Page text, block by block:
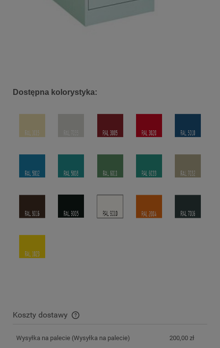
Dostępna kolorystyka:
Koszty dostawy
Cena nie zawiera ewentualnych kosztów płatności
Wysyłka na palecie(Wysyłka na palecie) 200,00 zł